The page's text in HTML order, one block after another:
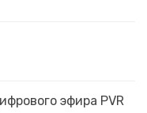
эфира PVR